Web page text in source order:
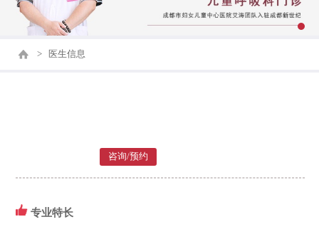
> 医生信息
咨询/预约
专业特长